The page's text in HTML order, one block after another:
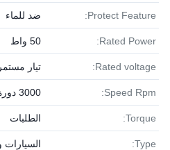
Protect Feature: ضد للماء
Rated Power: 50 واط
Rated voltage: تيار مستمر 24 فولت
Speed Rpm: 3000 دورة في الدقيقة
Torque: الطلبات
Type: السيارات